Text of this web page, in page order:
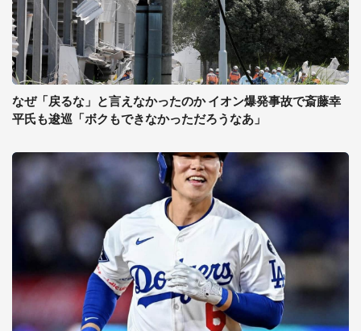
なぜ「戻るな」と言えなかったのか イオン爆発事故で斎藤幸
平氏も逡巡「ボクもできなかっただろうなあ」